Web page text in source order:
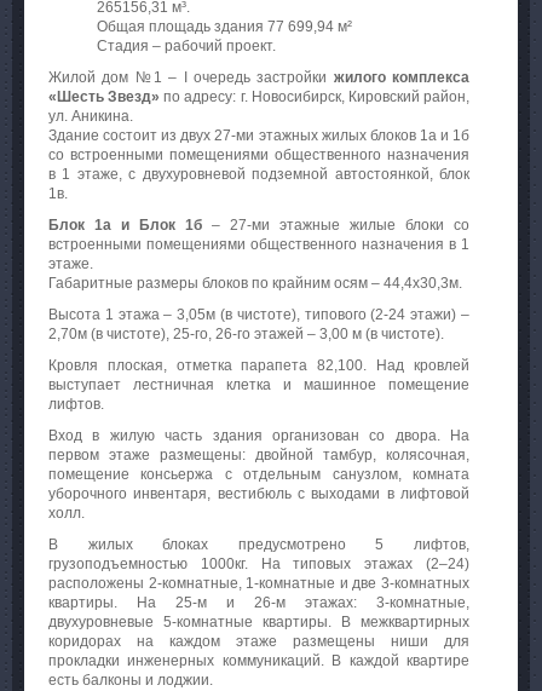
265156,31 м³.
Общая площадь здания 77 699,94 м²
Стадия – рабочий проект.
Жилой дом №1 – I очередь застройки жилого комплекса
«Шесть Звезд» по адресу: г. Новосибирск, Кировский район,
ул. Аникина.
Здание состоит из двух 27-ми этажных жилых блоков 1а и 1б
со встроенными помещениями общественного назначения
в 1 этаже, с двухуровневой подземной автостоянкой, блок
1в.
Блок 1а и Блок 1б – 27-ми этажные жилые блоки со
встроенными помещениями общественного назначения в 1
этаже.
Габаритные размеры блоков по крайним осям – 44,4х30,3м.
Высота 1 этажа – 3,05м (в чистоте), типового (2-24 этажи) –
2,70м (в чистоте), 25-го, 26-го этажей – 3,00 м (в чистоте).
Кровля плоская, отметка парапета 82,100. Над кровлей
выступает лестничная клетка и машинное помещение
лифтов.
Вход в жилую часть здания организован со двора. На
первом этаже размещены: двойной тамбур, колясочная,
помещение консьержа с отдельным санузлом, комната
уборочного инвентаря, вестибюль с выходами в лифтовой
холл.
В жилых блоках предусмотрено 5 лифтов,
грузоподъемностью 1000кг. На типовых этажах (2–24)
расположены 2-комнатные, 1-комнатные и две 3-комнатных
квартиры. На 25-м и 26-м этажах: 3-комнатные,
двухуровневые 5-комнатные квартиры. В межквартирных
коридорах на каждом этаже размещены ниши для
прокладки инженерных коммуникаций. В каждой квартире
есть балконы и лоджии.